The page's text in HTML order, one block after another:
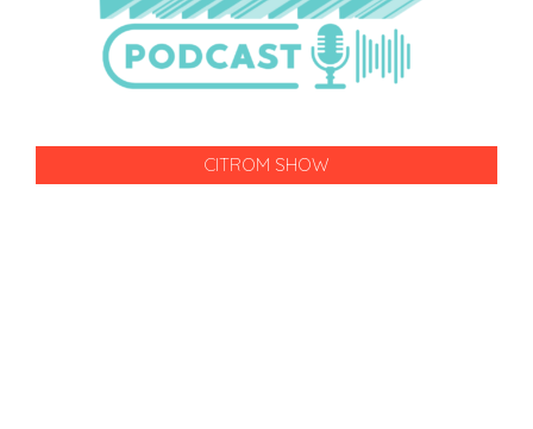
CITROM SHOW